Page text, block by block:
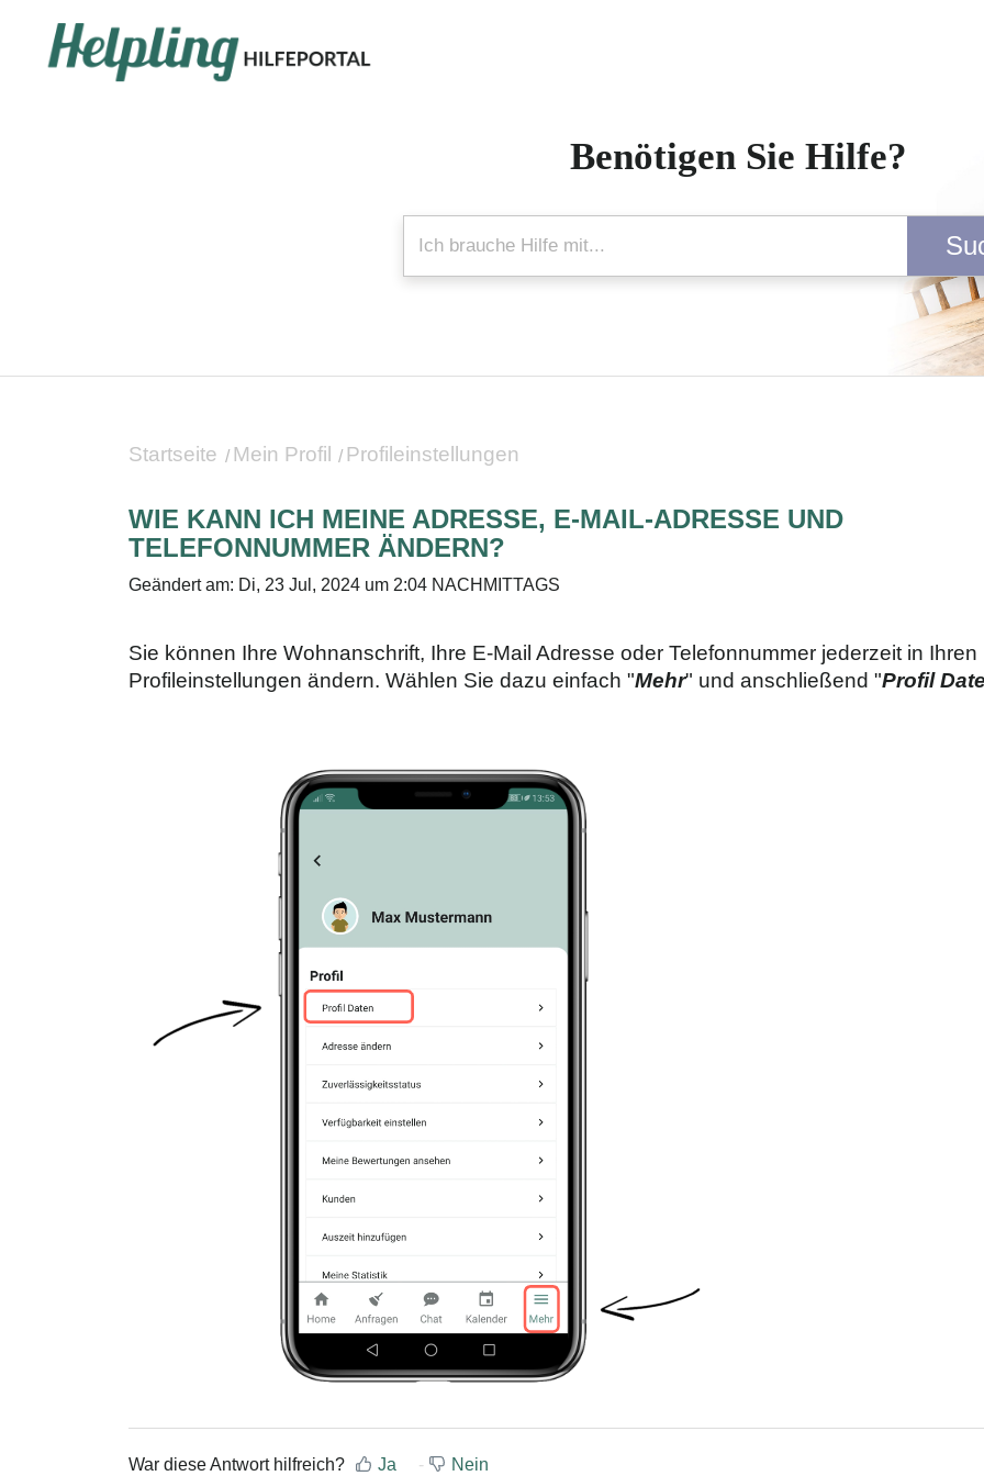
Benötigen Sie Hilfe?
Startseite Mein Profil Profileinstellungen
WIE KANN ICH MEINE ADRESSE, E-MAIL-ADRESSE UND
TELEFONNUMMER ÄNDERN?
Geändert am: Di, 23 Jul, 2024 um 2:04 NACHMITTAGS
Sie können Ihre Wohnanschrift, Ihre E-Mail Adresse oder Telefonnummer jederzeit in Ihren
Profileinstellungen ändern. Wählen Sie dazu einfach "Mehr" und anschließend "Profil
War diese Antwort hilfreich? Ja Nein